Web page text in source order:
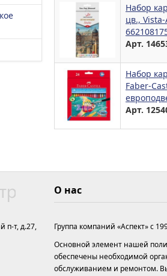
Набор
цв.,
Арт.
Набор
Faber-
Арт.
п-т, д.27,
О нас
Группа компаний «Аспект» с
Основной элемент нашей
обеспечены необходимой
обслуживанием и ремонтом.